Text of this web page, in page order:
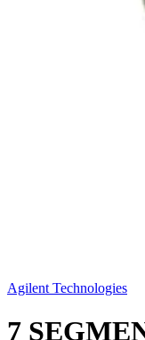
Agilent Technologies
7